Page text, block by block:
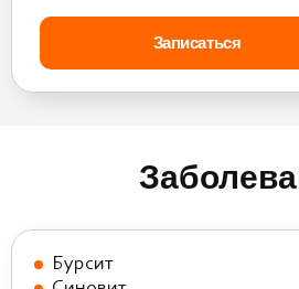
Бурсит